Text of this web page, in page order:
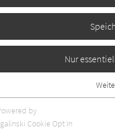
Nur
Essentielle Cookies werden für
benötigt. Dadurch ist
by
Cookie Opt In